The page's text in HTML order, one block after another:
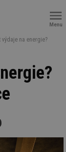
Menu
na energie?